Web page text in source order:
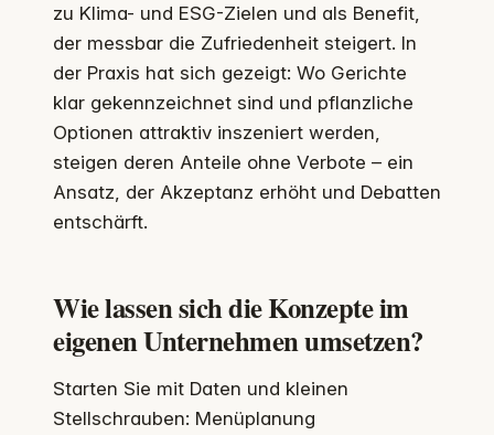
zu Klima- und ESG-Zielen und als Benefit,
der messbar die Zufriedenheit steigert. In
der Praxis hat sich gezeigt: Wo Gerichte
klar gekennzeichnet sind und pflanzliche
Optionen attraktiv inszeniert werden,
steigen deren Anteile ohne Verbote – ein
Ansatz, der Akzeptanz erhöht und Debatten
entschärft.
Wie lassen sich die Konzepte im
eigenen Unternehmen umsetzen?
Starten Sie mit Daten und kleinen
Stellschrauben: Menüplanung